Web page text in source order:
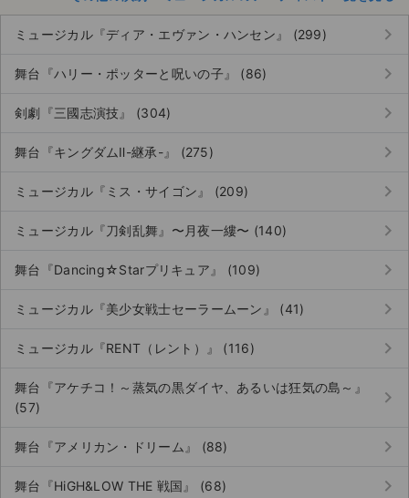
ミュージカル『ディア・エヴァン・ハンセン』 (299) keyboard_arrow_right
舞台『ハリー・ポッターと呪いの子』 (86) keyboard_arrow_right
剣劇『三國志演技』 (304) keyboard_arrow_right
舞台『キングダムⅡ-継承-』 (275) keyboard_arrow_right
ミュージカル『ミス・サイゴン』 (209) keyboard_arrow_right
ミュージカル『刀剣乱舞』〜月夜一縷〜 (140) keyboard_arrow_right
舞台『Dancing☆Starプリキュア』 (109) keyboard_arrow_right
ミュージカル『美少女戦士セーラームーン』 (41) keyboard_arrow_right
ミュージカル『RENT（レント）』 (116) keyboard_arrow_right
舞台『アケチコ！～蒸気の黒ダイヤ、あるいは狂気の島～』
(57)
keyboard_arrow_right
舞台『アメリカン・ドリーム』 (88) keyboard_arrow_right
舞台『HiGH&LOW THE 戦国』 (68) keyboard_arrow_right